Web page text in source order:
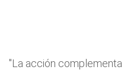
"La acción